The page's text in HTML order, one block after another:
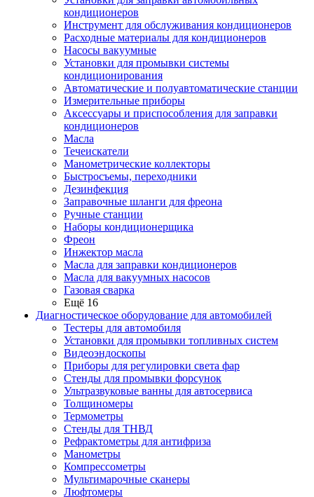
кондиционеров
Инструмент для обслуживания кондиционеров
Расходные материалы для кондиционеров
Насосы вакуумные
Установки для промывки системы
кондиционирования
Автоматические и полуавтоматические станции
Измерительные приборы
Аксессуары и приспособления для заправки
кондиционеров
Масла
Течеискатели
Манометрические коллекторы
Быстросъемы, переходники
Дезинфекция
Заправочные шланги для фреона
Ручные станции
Наборы кондиционерщика
Фреон
Инжектор масла
Масла для заправки кондиционеров
Масла для вакуумных насосов
Газовая сварка
Ещё 16
Диагностическое оборудование для автомобилей
Тестеры для автомобиля
Установки для промывки топливных систем
Видеоэндоскопы
Приборы для регулировки света фар
Стенды для промывки форсунок
Ультразвуковые ванны для автосервиса
Толщиномеры
Термометры
Стенды для ТНВД
Рефрактометры для антифриза
Манометры
Компрессометры
Мультимарочные сканеры
Люфтомеры